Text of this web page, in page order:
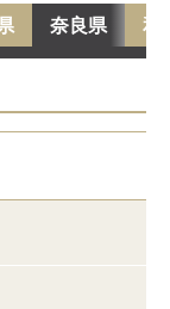
奈良県 和